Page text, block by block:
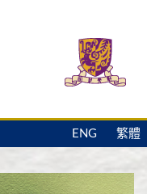
ENG 繁體